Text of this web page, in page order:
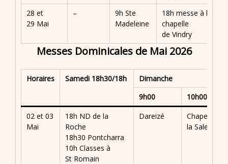
28 et
29 Mai
–
9h Ste
Madeleine
18h messe à la
chapelle
de Vindry
Messes Dominicales de Mai 2026
Horaires Samedi 18h30/18h
Dimanche
9h00
10h00
02 et 03
Mai
18h ND de la
Roche
18h30 Pontcharra
10h Classes à
St Romain
Dareizé
Chapelle de
la Salette